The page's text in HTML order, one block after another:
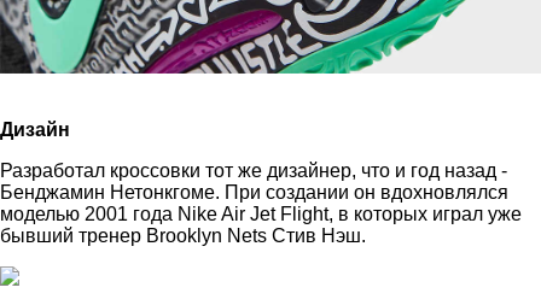
Дизайн
Разработал кроссовки тот же дизайнер, что и год назад -
Бенджамин Нетонкгоме. При создании он вдохновлялся
моделью 2001 года Nike Air Jet Flight, в которых играл уже
бывший тренер Brooklyn Nets Стив Нэш.